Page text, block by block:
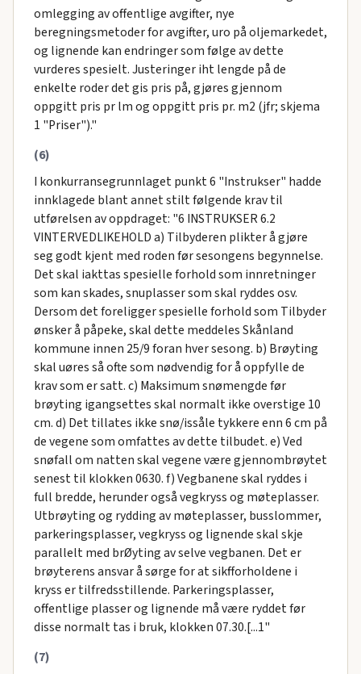
omlegging av offentlige avgifter, nye
beregningsmetoder for avgifter, uro på oljemarkedet,
og lignende kan endringer som følge av dette
vurderes spesielt. Justeringer iht lengde på de
enkelte roder det gis pris på, gjøres gjennom
oppgitt pris pr lm og oppgitt pris pr. m2 (jfr; skjema
1 "Priser")."
(6)
I konkurransegrunnlaget punkt 6 "Instrukser" hadde
innklagede blant annet stilt følgende krav til
utførelsen av oppdraget: "6 INSTRUKSER 6.2
VINTERVEDLIKEHOLD a) Tilbyderen plikter å gjøre
seg godt kjent med roden før sesongens begynnelse.
Det skal iakttas spesielle forhold som innretninger
som kan skades, snuplasser som skal ryddes osv.
Dersom det foreligger spesielle forhold som Tilbyder
ønsker å påpeke, skal dette meddeles Skånland
kommune innen 25/9 foran hver sesong. b) Brøyting
skal uøres så ofte som nødvendig for å oppfylle de
krav som er satt. c) Maksimum snømengde før
brøyting igangsettes skal normalt ikke overstige 10
cm. d) Det tillates ikke snø/issåle tykkere enn 6 cm på
de vegene som omfattes av dette tilbudet. e) Ved
snøfall om natten skal vegene være gjennombrøytet
senest til klokken 0630. f) Vegbanene skal ryddes i
full bredde, herunder også vegkryss og møteplasser.
Utbrøyting og rydding av møteplasser, busslommer,
parkeringsplasser, vegkryss og lignende skal skje
parallelt med brØyting av selve vegbanen. Det er
brøyterens ansvar å sørge for at sikfforholdene i
kryss er tilfredsstillende. Parkeringsplasser,
offentlige plasser og lignende må være ryddet før
disse normalt tas i bruk, klokken 07.30.[...1"
(7)